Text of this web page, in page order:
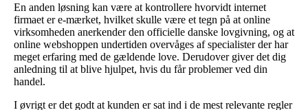
En anden løsning kan være at kontrollere hvorvidt internet
firmaet er e-mærket, hvilket skulle være et tegn på at online
virksomheden anerkender den officielle danske lovgivning, og at
online webshoppen undertiden overvåges af specialister der har
meget erfaring med de gældende love. Derudover giver det dig
anledning til at blive hjulpet, hvis du får problemer ved din
handel.
I øvrigt er det godt at kunden er sat ind i de mest relevante regler